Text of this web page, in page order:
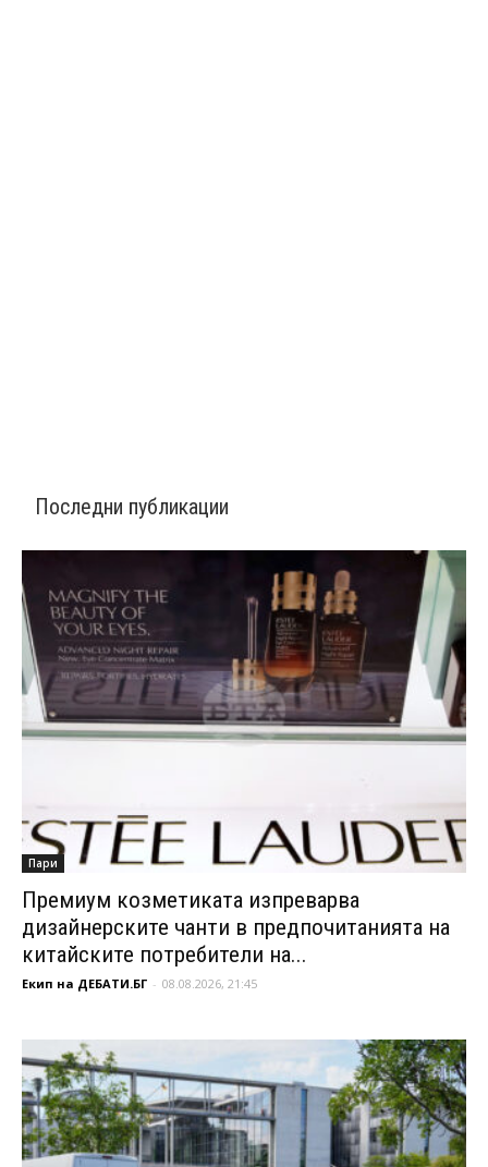
Последни публикации
Пари
Премиум козметиката изпреварва
дизайнерските чанти в предпочитанията на
китайските потребители на...
Екип на ДЕБАТИ.БГ - 08.08.2026, 21:45